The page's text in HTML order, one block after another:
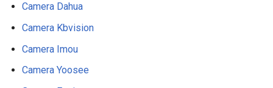
Camera Dahua
Camera Kbvision
Camera Imou
Camera Yoosee